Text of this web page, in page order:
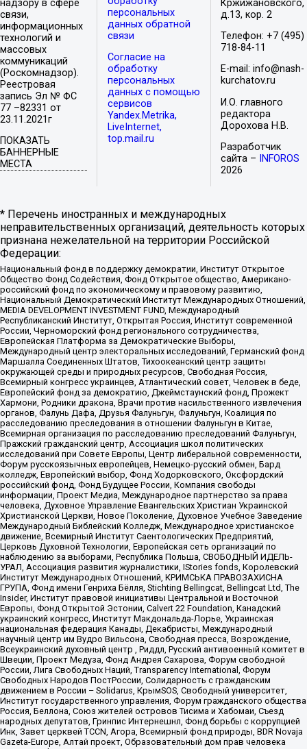
надзору в сфере
связи,
информационных
технологий и
массовых
коммуникаций
(Роскомнадзор).
Реестровая
запись Эл № ФС
77 –82331 от
23.11.2021г
ПОКАЗАТЬ
БАННЕРНЫЕ
МЕСТА
персональных
данных обратной
связи
Согласие на
обработку
персональных
данных с помощью
сервисов
Yandex.Metrika,
LiveInternet,
top.mail.ru
Кржижановского,
д.13, кор. 2
Телефон: +7 (495)
718-84-11
E-mail: info@nash-
kurchatov.ru
И.О. главного
редактора
Дорохова Н.В.
Разработчик
сайта –
INFOROS
2026
* Перечень иностранных и международных
неправительственных организаций, деятельность которых
признана нежелательной на территории Российской
Федерации:
Национальный фонд в поддержку демократии, Институт Открытое
Общество Фонд Содействия, Фонд Открытое общество, Американо-
российский фонд по экономическому и правовому развитию,
Национальный Демократический Институт Международных Отношений,
MEDIA DEVELOPMENT INVESTMENT FUND, Международный
Республиканский Институт, Открытая Россия, Институт современной
России, Черноморский фонд регионального сотрудничества,
Европейская Платформа за Демократические Выборы,
Международный центр электоральных исследований, Германский фонд
Маршалла Соединенных Штатов, Тихоокеанский центр защиты
окружающей среды и природных ресурсов, Свободная Россия,
Всемирный конгресс украинцев, Атлантический совет, Человек в беде,
Европейский фонд за демократию, Джеймстаунский фонд, Прожект
Хармони, Родники дракона, Врачи против насильственного извлечения
органов, Фалунь Дафа, Друзья Фалуньгун, Фалуньгун, Коалиция по
расследованию преследования в отношении Фалуньгун в Китае,
Всемирная организация по расследованию преследований Фалуньгун,
Пражский гражданский центр, Ассоциация школ политических
исследований при Совете Европы, Центр либеральной современности,
Форум русскоязычных европейцев, Немецко-русский обмен, Бард
колледж, Европейский выбор, Фонд Ходорковского, Оксфордский
российский фонд, Фонд Будущее России, Компания свободы
информации, Проект Медиа, Международное партнерство за права
человека, Духовное Управление Евангельских Христиан Украинской
Христианской Церкви, Новое Поколение, Духовное Учебное Заведение
Международный Библейский Колледж, Международное христианское
движение, Всемирный Институт Саентологических Предприятий,
Церковь Духовной Технологии, Европейская сеть организаций по
наблюдению за выборами, Республика Польша, СВОБОДНЫЙ ИДЕЛЬ-
УРАЛ, Ассоциация развития журналистики, IStories fonds, Королевский
Институт Международных Отношений, КРИМСЬКА ПРАВОЗАХИСНА
ГРУПА, Фонд имени Генриха Бёлля, Stichting Bellingcat, Bellingcat Ltd, The
Insider, Институт правовой инициативы Центральной и Восточной
Европы, Фонд Открытой Эстонии, Calvert 22 Foundation, Канадский
украинский конгресс, Институт Макдональда-Лорье, Украинская
национальная федерация Канады, Декабристы, Международный
научный центр им Вудро Вильсона, Свободная пресса, Возрождение,
Всеукраинский духовный центр , Риддл, Русский антивоенный комитет в
Швеции, Проект Медуза, Фонд Андрея Сахарова, Форум свободной
России, Лига Свободных Наций, Transparеncy International, Форум
Свободных Народов ПостРоссии, Солидарность с гражданским
движением в России – Solidarus, КрымSOS, Свободный университет,
Институт государственного управления, Форум гражданского общества
Россия, Беллона, Союз жителей островов Тисима и Хабомаи, Съезд
народных депутатов, Гринпис Интернешнл, Фонд борьбы с коррупцией
Инк, Завет церквей TCCN, Агора, Всемирный фонд природы, BDR Novaja
Gazeta-Europe, Алтай проект, Образовательный дом прав человека